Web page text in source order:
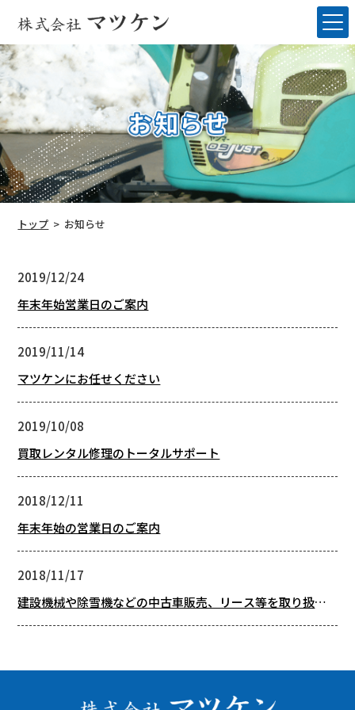
トップ お知らせ
2019/12/24
年末年始営業日のご案内
2019/11/14
マツケンにお任せください
2019/10/08
買取レンタル修理のトータルサポート
2018/12/11
年末年始の営業日のご案内
2018/11/17
建設機械や除雪機などの中古車販売、リース等を取り扱
い。岐阜県高山にある「株式会社 マツケン」。